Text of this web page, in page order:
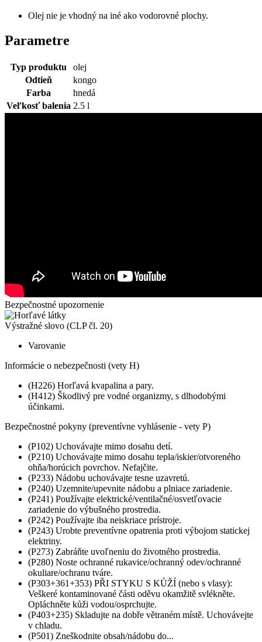
Olej nie je vhodný na iné ako vodorovné plochy.
Parametre
Typ produktu
olej
Odtieň
kongo
Farba
hnedá
Veľkosť balenia 2.5 l
Bezpečnostné upozornenie
Výstražné slovo (CLP čl. 20)
Varovanie
Informácie o nebezpečnosti (vety H)
(H226) Horľavá kvapalina a pary.
(H412) Škodlivý pre vodné organizmy, s dlhodobými
účinkami.
Bezpečnostné pokyny (preventívne vyhlásenie - vety P)
(P102) Uchovávajte mimo dosahu detí.
(P210) Uchovávajte mimo dosahu tepla/iskier/otvoreného
ohňa/horúcich povrchov. Nefajčite.
(P233) Nádobu uchovávajte tesne uzavretú.
(P240) Uzemnite/upevnite nádobu a plniace zariadenie.
(P241) Používajte elektrické/ventilačné/osvetľovacie
zariadenie do výbušného prostredia.
(P242) Používajte iba neiskriace prístroje.
(P243) Urobte preventívne opatrenia proti výbojom statickej
elektriny.
(P273) Zabráňte uvoľneniu do životného prostredia.
(P280) Noste ochranné rukavice/ochranný odev/ochranné
okuliare/ochranu tváre.
(P303+361+353) PŘI STYKU S KŮŽÍ (nebo s vlasy):
Veškeré kontaminované části oděvu okamžitě svlékněte.
Opláchněte kůži vodou/osprchujte.
(P403+235) Skladujte na dobře větraném místě. Uchovávejte
v chladu.
(P501) Zneškodnite obsah/nádobu do...